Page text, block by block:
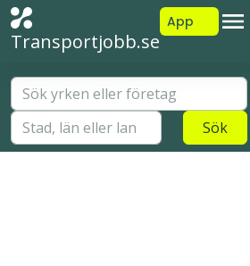
Transportjobb.se
App
Sök